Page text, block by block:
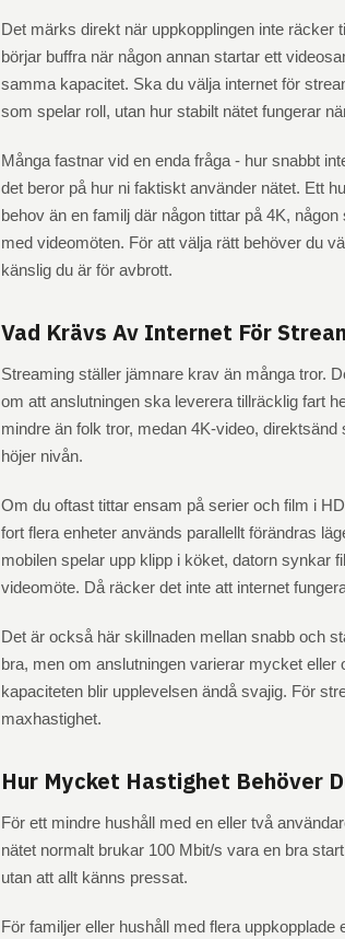
Det märks direkt när uppkopplingen inte räcker
börjar buffra när någon annan startar ett
samma kapacitet. Ska du välja internet för
som spelar roll, utan hur stabilt nätet fungerar
Många fastnar vid en enda fråga - hur snabbt
det beror på hur ni faktiskt använder nätet. Ett
behov än en familj där någon tittar på 4K,
med videomöten. För att välja rätt behöver du
känslig du är för avbrott.
Vad Krävs Av Internet För
Streaming ställer jämnare krav än många tror.
om att anslutningen ska leverera tillräcklig fart
mindre än folk tror, medan 4K-video,
höjer nivån.
Om du oftast tittar ensam på serier och film i
fort flera enheter används parallellt förändras
mobilen spelar upp klipp i köket, datorn synkar
videomöte. Då räcker det inte att internet
Det är också här skillnaden mellan snabb och
bra, men om anslutningen varierar mycket
kapaciteten blir upplevelsen ändå svajig. För
maxhastighet.
Hur Mycket Hastighet Behöver
För ett mindre hushåll med en eller två
nätet normalt brukar 100 Mbit/s vara en bra
utan att allt känns pressat.
För familjer eller hushåll med flera